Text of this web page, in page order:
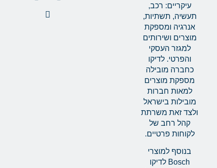
עיקריים: רכב,
תעשיה, תשתיות,
אנרגיה ומספקת
מוצרים ושירותים
למגזר העסקי
והפרטי. לדיקו
כחברה מובילה
מספקת מוצרים
למאות חברות
מובילות בישראל
ולצד זאת משרתת
קהל רחב של
לקוחות פרטיים.
בנוסף למוצרי
Bosch לדיקו